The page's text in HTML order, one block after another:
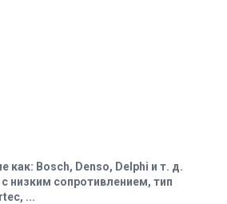
как: Bosch, Denso, Delphi и т. д.
низким сопротивлением, тип
...